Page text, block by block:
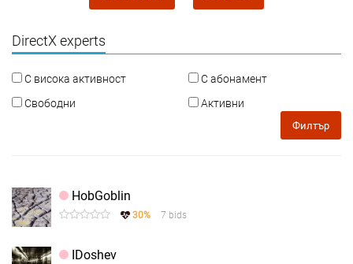
DirectX experts
С висока активност
С абонамент
Свободни
Активни
Филтър
HobGoblin
30% 7 bids
IDoshev